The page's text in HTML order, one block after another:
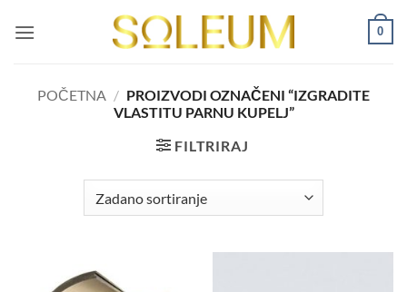
0
POČETNA / PROIZVODI OZNAČENI “IZGRADITE
VLASTITU PARNU KUPELJ”
FILTRIRAJ